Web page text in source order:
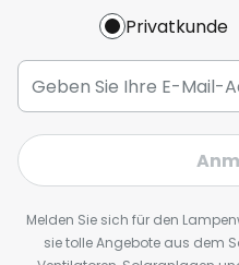
Privatkunde
Melden Sie sich für den
sie tolle Angebote aus dem